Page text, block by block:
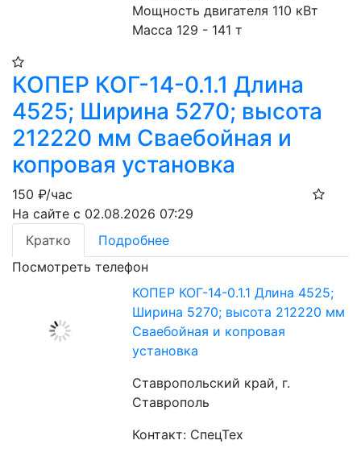
Мощность двигателя 110 кВт
Масса 129 - 141 т
КОПЕР КОГ-14-0.1.1 Длина
4525; Ширина 5270; высота
212220 мм Сваебойная и
копровая установка
150 ₽/час
На сайте с 02.08.2026 07:29
Кратко
Подробнее
Посмотреть телефон
КОПЕР КОГ-14-0.1.1 Длина 4525;
Ширина 5270; высота 212220 мм
Сваебойная и копровая
установка
Ставропольский край, г.
Ставрополь
Контакт: СпецТех